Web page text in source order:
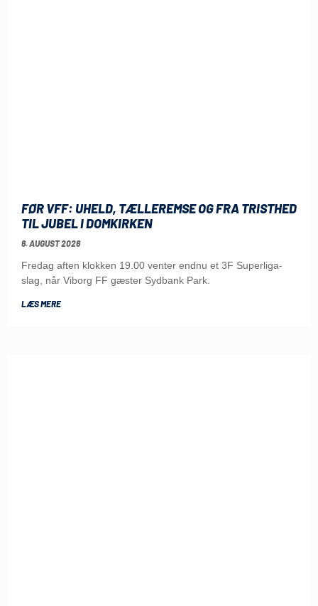
FØR VFF: UHELD, TÆLLEREMSE OG FRA TRISTHED
TIL JUBEL I DOMKIRKEN
6. AUGUST 2026
Fredag aften klokken 19.00 venter endnu et 3F Superliga-
slag, når Viborg FF gæster Sydbank Park.
LÆS MERE